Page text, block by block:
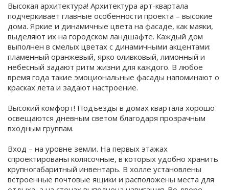
Высокая архитектура! Архитектура арт-квартала
подчеркивает главные особенности проекта – высокие
дома. Яркие и динамичные цвета на фасаде, как маяки,
выделяют их на городском ландшафте. Каждый дом
выполнен в смелых цветах с динамичными акцентами:
пламенный оранжевый, ярко оливковый, лимонный и
небесный задают ритм жизни для каждого. В любое
время года такие эмоциональные фасады напоминают о
красках лета и задают настроение.
Высокий комфорт! Подъезды в домах квартала хорошо
освещаются дневным светом благодаря прозрачным
входным группам.
Вход – на уровне земли. На первых этажах
спроектированы колясочные, в которых удобно хранить
крупногабаритный инвентарь. В холле установлены
встроенные почтовые ящики и расположены места для